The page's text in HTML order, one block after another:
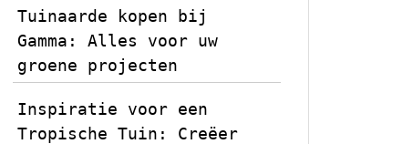
Tuinaarde kopen bij
Gamma: Alles voor uw
groene projecten
Inspiratie voor een
Tropische Tuin: Creëer